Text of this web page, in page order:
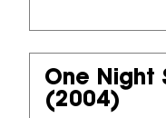
One Night
(2004)